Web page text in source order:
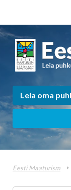
Eesti Maaturism